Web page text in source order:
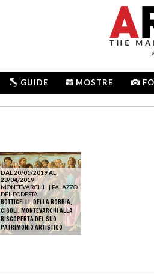
GUIDE MOSTRE
DAL 20/01/2019 AL
28/04/2019
MONTEVARCHI
| PALAZZO
DEL PODESTÀ
BOTTICELLI, DELLA ROBBIA,
CIGOLI. MONTEVARCHI ALLA
RISCOPERTA DEL SUO
PATRIMONIO ARTISTICO